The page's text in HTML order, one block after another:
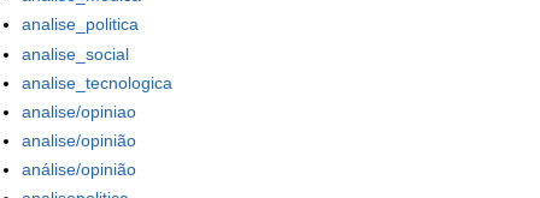
analise_politica
analise_social
analise_tecnologica
analise/opiniao
analise/opinião
análise/opinião